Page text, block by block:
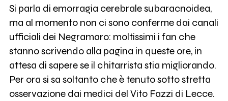
Si parla di emorragia cerebrale subaracnoidea,
ma al momento non ci sono conferme dai canali
ufficiali dei Negramaro: moltissimi i fan che
stanno scrivendo alla pagina in queste ore, in
attesa di sapere se il chitarrista stia migliorando.
Per ora si sa soltanto che è tenuto sotto stretta
osservazione dai medici del Vito Fazzi di Lecce.